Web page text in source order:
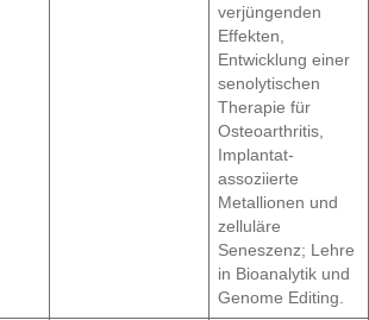
verjüngenden
Effekten,
Entwicklung einer
senolytischen
Therapie für
Osteoarthritis,
Implantat-
assoziierte
Metallionen und
zelluläre
Seneszenz; Lehre
in Bioanalytik und
Genome Editing.